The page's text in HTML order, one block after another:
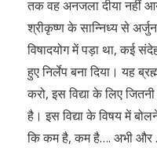
तक वह अनजला दीया नहीं
श्रीकृष्ण के सान्निध्य से
विषादयोग में पड़ा था, कई
हुए निर्लेप बना दिया। यह
करो, इस विद्या के लिए
है। इस विद्या के विषय में
कि कम है, कम है…. अभी और